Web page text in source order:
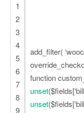
1
2
3
4
5
6
7
8
9
add_filter(
function
unset
unset